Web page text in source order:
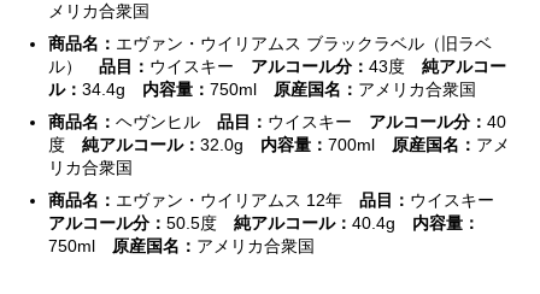
メリカ合衆国
商品名： エヴァン・ウイリアムス ブラックラベル（旧ラベ
ル） 品目： ウイスキー アルコール分： 43度 純アルコー
ル： 34.4g 内容量： 750ml 原産国名 ： アメリカ合衆国
商品名： ヘヴンヒル 品目： ウイスキー アルコール分： 40
度 純アルコール： 32.0g 内容量： 700ml 原産国名： アメ
リカ合衆国
商品名： エヴァン・ウイリアムス 12年 品目： ウイスキー
アルコール分： 50.5度 純アルコール： 40.4g 内容量：
750ml 原産国名： アメリカ合衆国